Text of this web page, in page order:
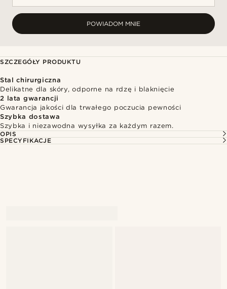
POWIADOM MNIE
SZCZEGÓŁY PRODUKTU
Stal chirurgiczna
Delikatne dla skóry, odporne na rdzę i blaknięcie
2 lata gwarancji
Gwarancja jakości dla trwałego poczucia pewności
Szybka dostawa
Szybka i niezawodna wysyłka za każdym razem.
OPIS
SPECYFIKACJE